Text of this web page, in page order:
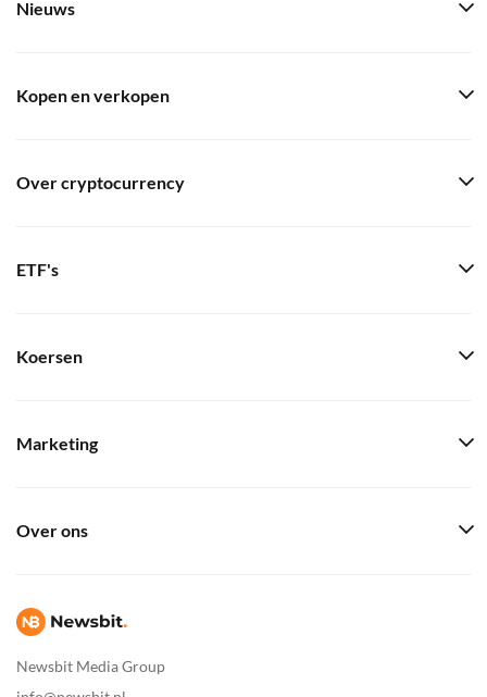
Newsbit Media Group
Nieuws
Kopen en verkopen
Over cryptocurrency
ETF's
Koersen
Marketing
Over ons